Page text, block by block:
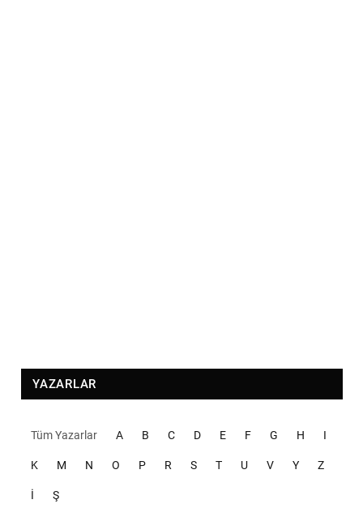
YAZARLAR
Tüm Yazarlar A B C D E F G H I
K M N O P R S T U V Y Z
İ Ş